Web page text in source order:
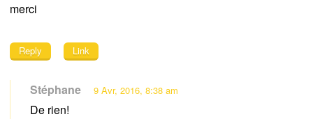
merci
Reply Link
Stéphane 9 Avr, 2016, 8:38 am
De rien!